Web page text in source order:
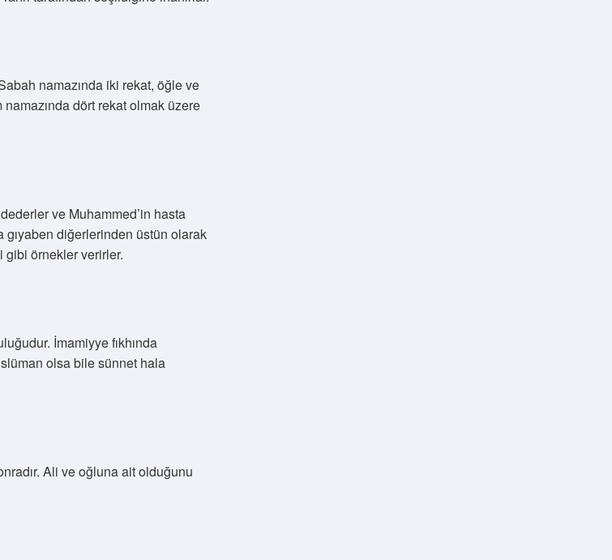
namazında iki rekat, öğle ve
dört rekat olmak üzere
ve Muhammed’in hasta
gıyaben diğerlerinden üstün olarak
gibi örnekler verirler.
İmamiyye fıkhında
olsa bile sünnet hala
Ali ve oğluna ait olduğunu